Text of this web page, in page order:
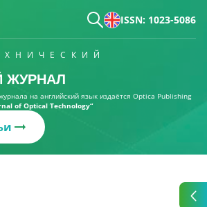
ISSN: 1023-5086
ЖУРНАЛ
на английский язык издаётся Optica Publishing
of Optical Technology“